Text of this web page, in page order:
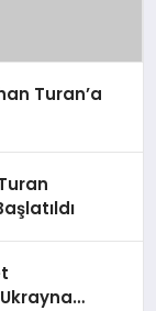
Turan’a